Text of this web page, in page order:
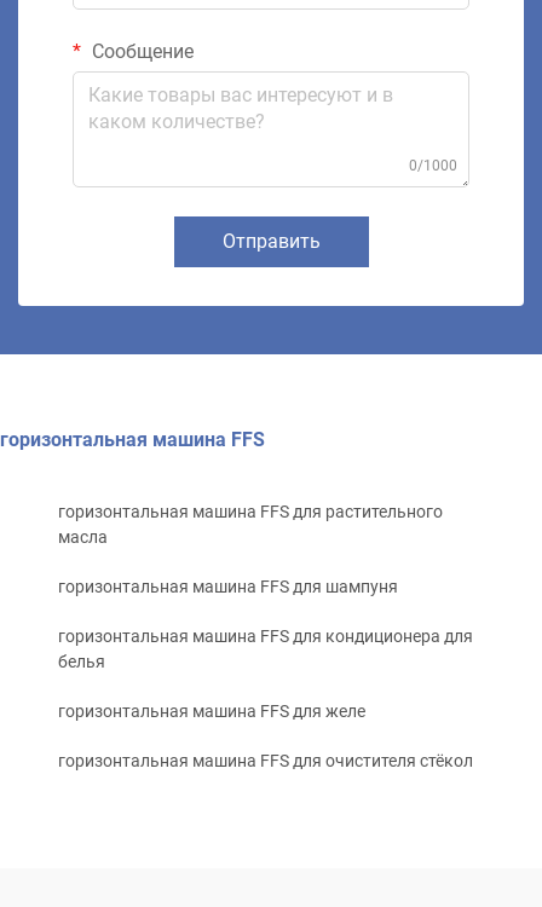
Сообщение
0/1000
Отправить
горизонтальная машина FFS
горизонтальная машина FFS для растительного
масла
горизонтальная машина FFS для шампуня
горизонтальная машина FFS для кондиционера для
белья
горизонтальная машина FFS для желе
горизонтальная машина FFS для очистителя стёкол